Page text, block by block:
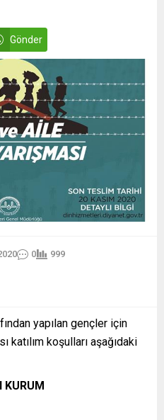
Gönder
0 999
yapılan gençler için
katılım koşulları aşağıdaki
KURUM